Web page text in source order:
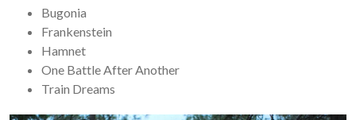
Bugonia
Frankenstein
Hamnet
One Battle After Another
Train Dreams